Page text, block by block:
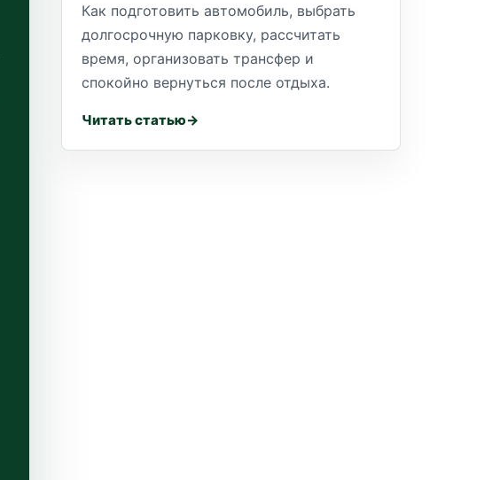
Как подготовить автомобиль, выбрать
долгосрочную парковку, рассчитать
время, организовать трансфер и
спокойно вернуться после отдыха.
Читать статью